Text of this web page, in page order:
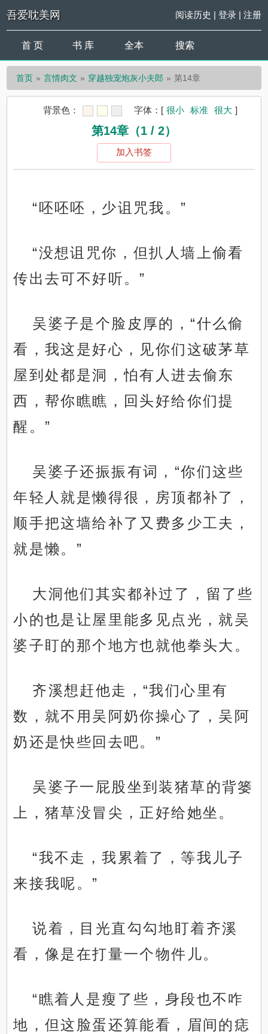
吾爱耽美网 阅读历史 | 登录| 注册
首 页 书 库 全本 搜索
首页 言情肉文 穿越独宠炮灰小夫郎 第14章
背景色： 字体： [ 很小 标准 很大 ]
第14章（1 / 2）
加入书签
“呸呸呸，少诅咒我。”
“没想诅咒你，但扒人墙上偷看
传出去可不好听。”
吴婆子是个脸皮厚的，“什么偷
看，我这是好心，见你们这破茅草
屋到处都是洞，怕有人进去偷东
西，帮你瞧瞧，回头好给你们提
醒。”
吴婆子还振振有词，“你们这些
年轻人就是懒得很，房顶都补了，
顺手把这墙给补了又费多少工夫，
就是懒。”
大洞他们其实都补过了，留了些
小的也是让屋里能多见点光，就吴
婆子盯的那个地方也就他拳头大。
齐溪想赶他走，“我们心里有
数，就不用吴阿奶你操心了，吴阿
奶还是快些回去吧。”
吴婆子一屁股坐到装猪草的背篓
上，猪草没冒尖，正好给她坐。
“我不走，我累着了，等我儿子
来接我呢。”
说着，目光直勾勾地盯着齐溪
看，像是在打量一个物件儿。
“瞧着人是瘦了些，身段也不咋
地，但这脸蛋还算能看，眉间的痣